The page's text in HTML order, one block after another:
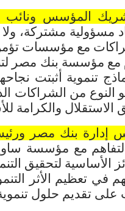
المؤسس
مسؤولية مشتركة،
مع مؤسسات
مع مؤسسة بنك مصر
تنموية أثبتت
من الشراكات
والكرامة
إدارة بنك مصر
التفاهم مع مؤسسة
الأساسية لتحقيق
في تعظيم الأثر
على تقديم حلول